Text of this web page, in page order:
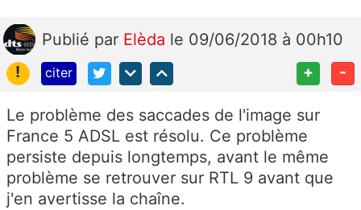
Publié par Elèda le 09/06/2018 à 00h10
!
citer + -
Le problème des saccades de l'image sur
France 5 ADSL est résolu. Ce problème
persiste depuis longtemps, avant le même
problème se retrouver sur RTL 9 avant que
j'en avertisse la chaîne.